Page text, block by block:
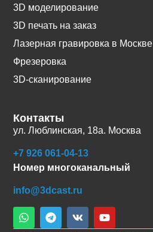
3D моделирование
3D печать на заказ
Лазерная гравировка в Москве
Фрезеровка
3D-сканирование
Контакты
ул. Люблинская, 18а. Москва
+7 926 061-04-13
Номер многоканальный
info@3dcast.ru